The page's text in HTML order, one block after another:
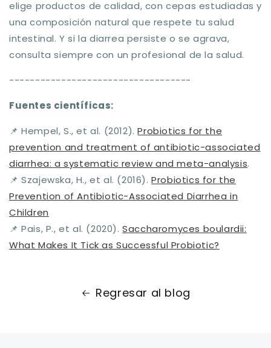
elige productos de calidad, con cepas estudiadas y
una composición natural que respete tu salud
intestinal. Y si la diarrea persiste o se agrava,
consulta siempre con un profesional de la salud.
-----------------------------------
Fuentes científicas:
📌 Hempel, S., et al. (2012).Probiotics for the
prevention and treatment of antibiotic-associated
diarrhea: a systematic review and meta-analysis.
📌 Szajewska, H., et al. (2016).Probiotics for the
Prevention of Antibiotic-Associated Diarrhea in
Children
📌 Pais, P., et al. (2020).Saccharomyces boulardii:
What Makes It Tick as Successful Probiotic?
Regresar al blog